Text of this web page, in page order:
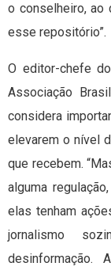
o conselheiro, ao
esse repositório”.
O editor-chefe
Associação
considera
elevarem o nível
que recebem.
alguma
elas tenham
jornalismo
desinformação.